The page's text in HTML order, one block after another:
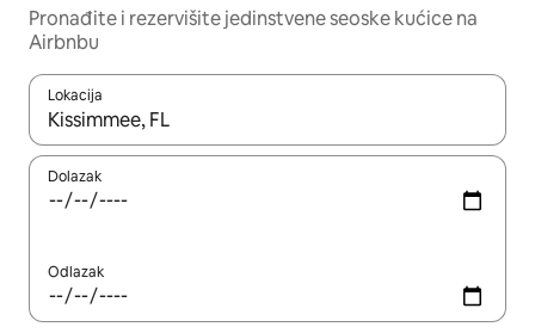
Pronađite i rezervišite jedinstvene seoske kućice na
Airbnbu
Lokacija
Kad rezultati budu dostupni, krećite se gore i dolje pomoću
Dolazak
Odlazak